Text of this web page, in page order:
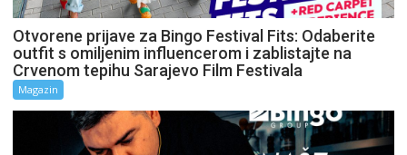
Otvorene prijave za Bingo Festival Fits: Odaberite
outfit s omiljenim influencerom i zablistajte na
Crvenom tepihu Sarajevo Film Festivala
Magazin